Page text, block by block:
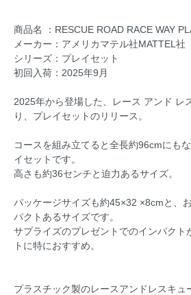
商品名 ：RESCUE ROAD RACE WAY
メーカー：アメリカマテル社MATTEL社
シリーズ：プレイセット
初回入荷：2025年9月
2025年から登場した、レース アンド レ
り、プレイセットのリリース。
コースを組み立てると全長約96cmにも
イセットです。
高さも約36センチと迫力あるサイズ。
パッケージサイズも約45×32 ×8cmと、
パクトあるサイズです。
サプライズのプレゼントでのインパクト
トに特におすすめ。
プラスチック製のレースアンドレスキュ